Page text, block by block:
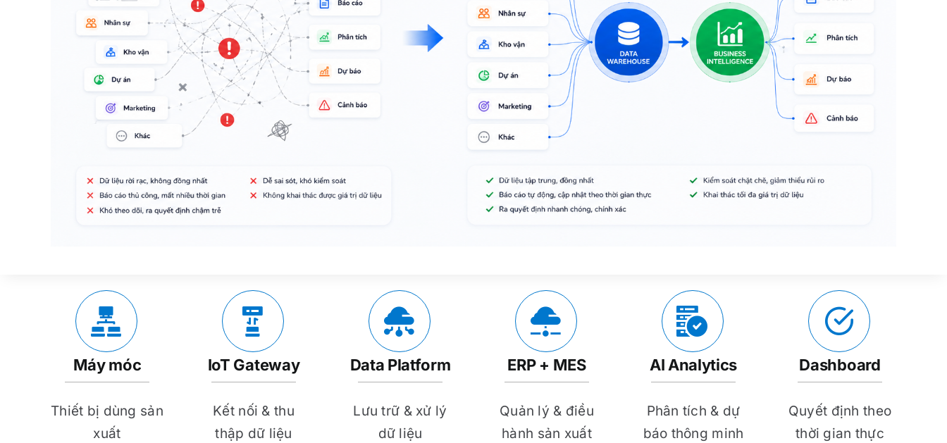
Máy móc
Thiết bị dùng sản
xuất
IoT Gateway
Kết nối & thu
thập dữ liệu
Data Platform
Lưu trữ & xử lý
dữ liệu
ERP + MES
Quản lý & điều
hành sản xuất
AI Analytics
Phân tích & dự
báo thông minh
Dashboard
Quyết định theo
thời gian thực